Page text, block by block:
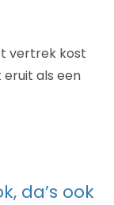
vertrek kost
als een
da’s ook